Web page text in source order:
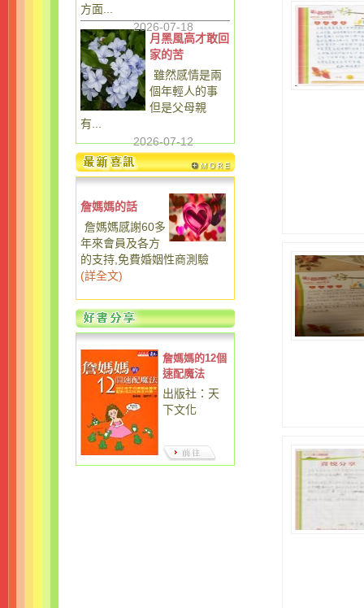
方面...
2026-07-18
月黑風高才敢回
家的苦
雖然感情是兩
個年輕人的事
但是父母親
有...
2026-07-12
詹媽媽的話
詹媽媽感謝60多
年來會員及各方
的支持,免費婚姻性商測驗
(詳全文)
詹媽媽的12個
速配魔法
出版社：天
下文化